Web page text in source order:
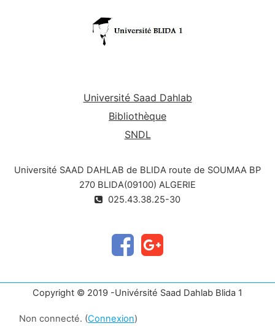
Université Saad Dahlab
Bibliothèque
SNDL
Université SAAD DAHLAB de BLIDA route de SOUMAA BP
270 BLIDA(09100) ALGERIE
025.43.38.25-30
Copyright © 2019 -Univérsité Saad Dahlab Blida 1
Non connecté. (Connexion)